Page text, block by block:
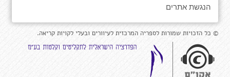
הנגשת אתרים
© כל הזכויות שמורות לספריה המרכזית לעיוורים ובעלי לקויות קריאה.